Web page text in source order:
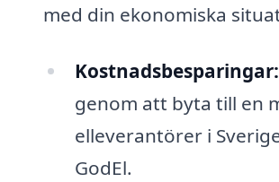
med din ekonomiska
Kostnadsbesparingar:
genom att byta till en
elleverantörer i
GodEl.